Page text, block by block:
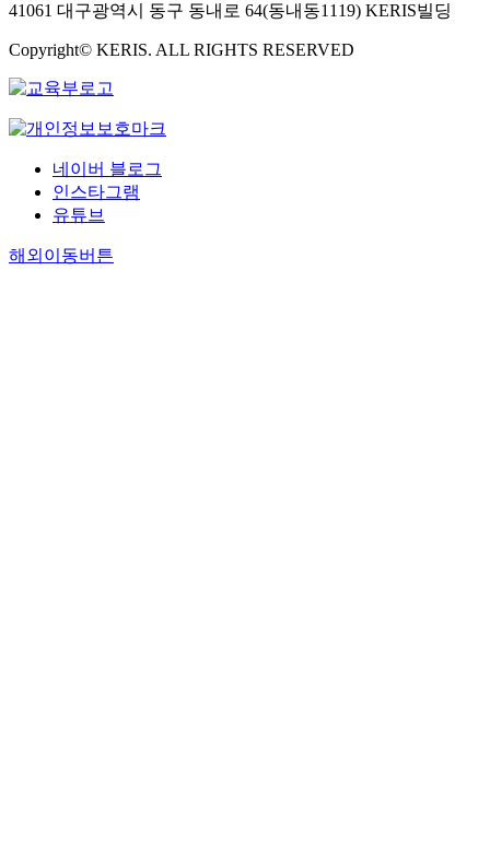
41061 대구광역시 동구 동내로 64(동내동1119) KERIS빌딩
Copyright© KERIS. ALL RIGHTS RESERVED
네이버 블로그
인스타그램
유튜브
해외이동버튼